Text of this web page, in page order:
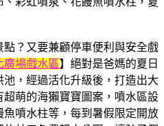
？又要兼顧停車便利與安全戲
廣場戲水區】絕對是爸媽的夏日
，經過活化升級後，打造出大
萌的海獺寶寶圖案，噴水區設
噴水柱等，每到暑假限定開放